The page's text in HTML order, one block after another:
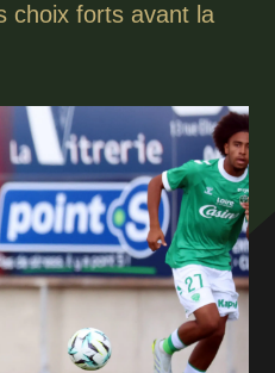
choix forts avant la